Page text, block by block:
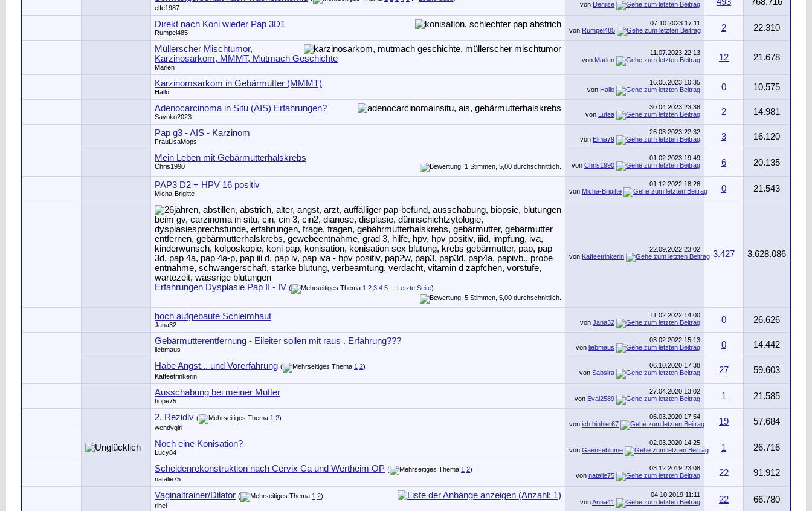
elfe1987
von Deniise
Direkt nach Koni wieder Pap 3D1
Rumpel485
07.10.2023 17:11
von Rumpel485 2 22.310
Müllerscher Mischtumor,
Karzinosarkom, MMMT, Mutmach Geschichte
Marlen
11.07.2023 22:13
von Marlen 12 21.678
Karzinomsarkom in Gebärmutter (MMMT)
Hallo
16.05.2023 10:35
von Hallo 0 10.575
Adenocarcinoma in Situ (AIS) Erfahrungen?
Sayoko2023
30.04.2023 23:38
von Lutea 2 14.981
Pap g3 - AIS - Karzinom
FrauLisaMops
26.03.2023 22:32
von Elma79 3 16.120
Mein Leben mit Gebärmutterhalskrebs
Chris1990
01.02.2023 19:49
von Chris1990 6 20.135
PAP3 D2 + HPV 16 positiv
Micha-Brigitte
01.12.2022 18:26
von Micha-Brigitte 0 21.543
Erfahrungen Dysplasie Pap II - IV ( 1 2 3 4 5 Letzte Seite)
22.09.2022 23:02
von Kaffeetrinkerin 3.427 3.628.086
hoch aufgebaute Schleimhaut
Jana32
11.02.2022 14:00
von Jana32 0 26.626
Gebärmutterentfernung - Eileiter sollen mit raus . Erfahrung???
liebmaus
03.02.2022 15:13
von liebmaus 0 14.442
Habe Angst... und Vorerfahrung ( 1 2)
Kaffeetrinkerin
06.10.2020 17:38
von Sabsira 27 59.603
Ausschabung bei meiner Mutter
hope75
27.04.2020 13:02
von Eval2589 1 21.585
2. Rezidiv ( 1 2)
wendygirl
06.03.2020 17:54
von ich binhier67 19 57.684
Noch eine Konisation?
Lucy84
02.03.2020 14:25
von Gaenseblume 1 26.716
Scheidenrekonstruktion nach Cervix Ca und Wertheim OP ( 1 2)
natalie75
03.12.2019 23:08
von natalie75 22 91.912
Vaginaltrainer/Dilator ( 1 2)
rihei
04.10.2019 11:11
vonAnna41 22 66.780